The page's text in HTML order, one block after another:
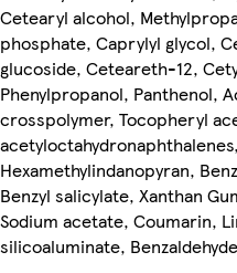
Cetearyl alcohol,
phosphate, Caprylyl glycol,
glucoside, Ceteareth-12,
Phenylpropanol, Panthenol,
crosspolymer, Tocopheryl
Hexamethylindanopyran,
Benzyl salicylate, Xanthan
Sodium acetate, Coumarin,
silicoaluminate, Benzaldehyde